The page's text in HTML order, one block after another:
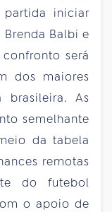
iniciar
Balbi e
será
dos maiores
brasileira. As
semelhante
da tabela
remotas
do futebol
o apoio de